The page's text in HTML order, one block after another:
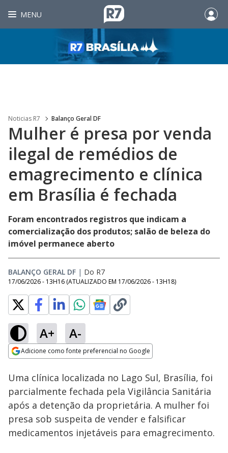
MENU
Noticias R7 Balanço Geral DF
Mulher é presa por venda
ilegal de remédios de
emagrecimento e clínica
em Brasília é fechada
Foram encontrados registros que indicam a
comercialização dos produtos; salão de beleza do
imóvel permanece aberto
BALANÇO GERAL DF | Do R7
17/06/2026 - 13H16 (ATUALIZADO EM 17/06/2026 - 13H18)
A+ A-
Adicione como fonte preferencial no Google
Ativar
Loaded:
17.32%
Uma clínica localizada no Lago Sul, Brasília, foi
parcialmente fechada pela Vigilância Sanitária
após a detenção da proprietária. A mulher foi
presa sob suspeita de vender e falsificar
medicamentos injetáveis para emagrecimento.